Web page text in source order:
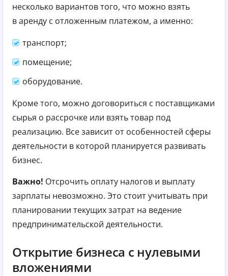
несколько вариантов того, что можно взять
в аренду с отложенным платежом, а именно:
транспорт;
помещение;
оборудование.
Кроме того, можно договориться с поставщиками
сырья о рассрочке или взять товар под
реализацию. Все зависит от особенностей сферы
деятельности в которой планируется развивать
бизнес.
Важно! Отсрочить оплату налогов и выплату
зарплаты невозможно. Это стоит учитывать при
планировании текущих затрат на ведение
предпринимательской деятельности.
Открытие бизнеса с нулевыми
вложениями